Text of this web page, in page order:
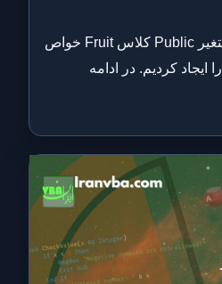
در آموزش قبل با اعلان دو متغیر Public کلاس Fruit خواص
(Properties) name و color را ایجاد کردیم. در ادامه